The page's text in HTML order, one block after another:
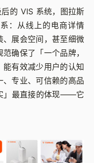
的 VIS 系统，图拉斯
：从线上的电商详情
、展会空间，甚至细微
确保了「一个品牌，
有效减少用户的认知
专业、可信赖的高品
」最直接的体现——它